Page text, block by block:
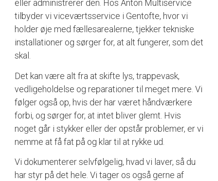
eller administrerer den. Hos Anton Multiservice
tilbyder vi viceværtsservice i Gentofte, hvor vi
holder øje med fællesarealerne, tjekker tekniske
installationer og sørger for, at alt fungerer, som det
skal.
Det kan være alt fra at skifte lys, trappevask,
vedligeholdelse og reparationer til meget mere. Vi
følger også op, hvis der har været håndværkere
forbi, og sørger for, at intet bliver glemt. Hvis
noget går i stykker eller der opstår problemer, er vi
nemme at få fat på og klar til at rykke ud.
Vi dokumenterer selvfølgelig, hvad vi laver, så du
har styr på det hele. Vi tager os også gerne af